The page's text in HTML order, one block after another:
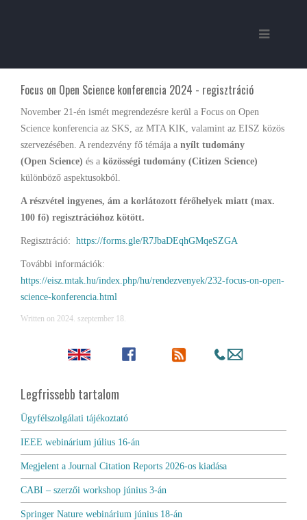
Focus on Open Science konferencia 2024 - regisztráció
November 21-én ismét megrendezésre kerül a Focus on Open
Science konferencia az SKS, az MTA KIK, valamint az EISZ közös
szervezésében. A rendezvény fő témája a nyílt tudomány
(Open Science) és a közösségi tudomány (Citizen Science)
különböző aspektusokból.
A részvétel ingyenes, ám a korlátozott férőhelyek miatt (max.
100 fő) regisztrációhoz kötött.
Regisztráció: https://forms.gle/R7JbaDEqhGMqeSZGA
További információk:
https://eisz.mtak.hu/index.php/hu/rendezvenyek/232-focus-on-open-
science-konferencia.html
Written on 2024. szeptember 18.
Legfrissebb tartalom
Ügyfélszolgálati tájékoztató
IEEE webinárium július 16-án
Megjelent a Journal Citation Reports 2026-os kiadása
CABI – szerzői workshop június 3-án
Springer Nature webinárium június 18-án